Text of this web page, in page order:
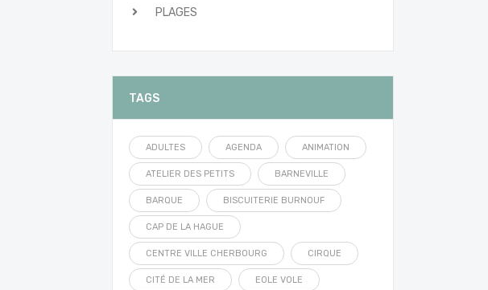
PLAGES
TAGS
ADULTES AGENDA ANIMATION
ATELIER DES PETITS BARNEVILLE
BARQUE BISCUITERIE BURNOUF
CAP DE LA HAGUE
CENTRE VILLE CHERBOURG CIRQUE
CITÉ DE LA MER EOLE VOLE